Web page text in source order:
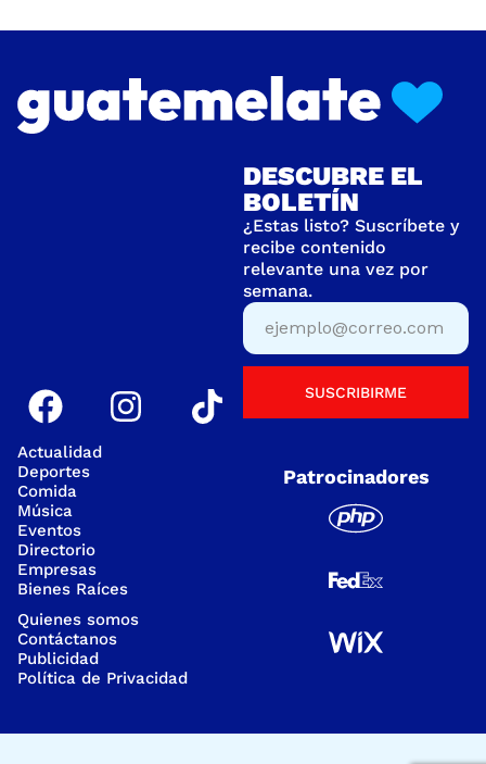
Actualidad
Deportes
Comida
Música
Eventos
Directorio
Empresas
Bienes Raíces
Quienes somos
Contáctanos
Publicidad
Política de Privacidad
DESCUBRE EL
BOLETÍN
¿Estas listo? Suscríbete y
recibe contenido
relevante una vez por
semana.
SUSCRIBIRME
Patrocinadores